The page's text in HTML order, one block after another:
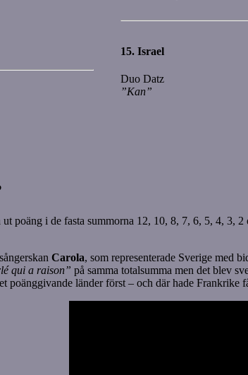
15. Israel
Duo Datz
”Kan”
poäng i de fasta summorna 12, 10, 8, 7, 6, 5, 4,
Carola, som representerade Sverige med
qui a raison” på samma totalsumma men det blev
poänggivande länder först – och där hade Frankrike